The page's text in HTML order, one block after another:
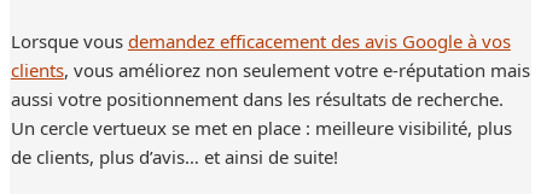
Lorsque vousdemandez efficacement des avis Google à vos
clients, vous améliorez non seulement votre e-réputation mais
aussi votre positionnement dans les résultats de recherche.
Un cercle vertueux se met en place : meilleure visibilité, plus
de clients, plus d’avis… et ainsi de suite!